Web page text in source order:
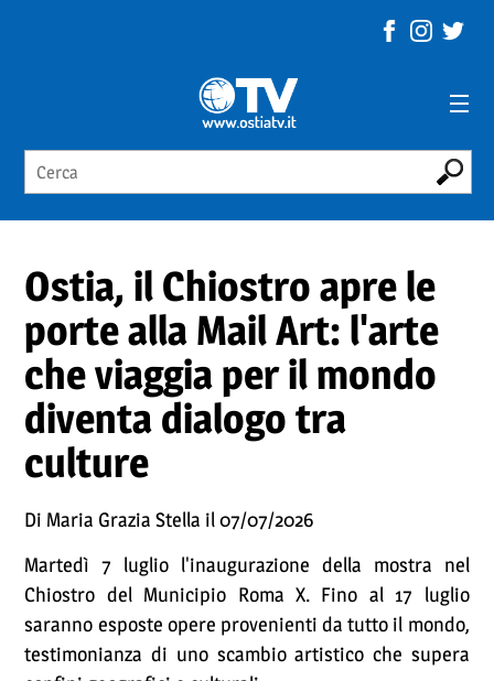
Ostia, il Chiostro apre le
porte alla Mail Art: l'arte
che viaggia per il mondo
diventa dialogo tra
culture
Di Maria Grazia Stella il 07/07/2026
Martedì 7 luglio l'inaugurazione della mostra nel
Chiostro del Municipio Roma X. Fino al 17 luglio
saranno esposte opere provenienti da tutto il mondo,
testimonianza di uno scambio artistico che supera